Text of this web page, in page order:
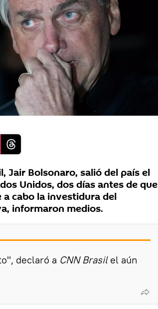
Jair Bolsonaro, salió del país el
Unidos, dos días antes de que
cabo la investidura del
informaron medios.
declaró a CNN Brasilel aún